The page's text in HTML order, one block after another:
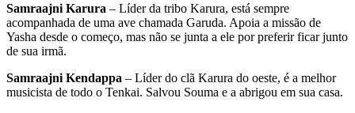
Samraajni Karura – Líder da tribo Karura, está sempre
acompanhada de uma ave chamada Garuda. Apoia a missão de
Yasha desde o começo, mas não se junta a ele por preferir ficar junto
de sua irmã.
Samraajni Kendappa – Líder do clã Karura do oeste, é a melhor
musicista de todo o Tenkai. Salvou Souma e a abrigou em sua casa.